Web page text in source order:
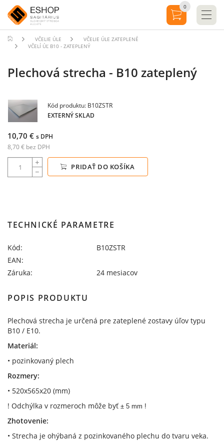
VČELIE ÚLE
VČELIE ÚLE ZATEPLENÉ
VČELÍ ÚĽ B10 - ZATEPLENÝ
Plechová strecha - B10 zateplený
Kód produktu: B10ZSTR
EXTERNÝ SKLAD
10,70 € s DPH
8,70 € bez DPH
PRIDAŤ DO KOŠÍKA
TECHNICKÉ PARAMETRE
Kód:
B10ZSTR
EAN:
Záruka:
24 mesiacov
POPIS PRODUKTU
Plechová strecha je určená pre zateplené zostavy úľov typu
B10 / E10.
Materiál:
• pozinkovaný plech
Rozmery:
• 520x565x20 (mm)
! Odchýlka v rozmeroch môže byť ± 5 mm !
Zhotovenie:
• Strecha je ohýbaná z pozinkovaného plechu do tvaru veka.
0